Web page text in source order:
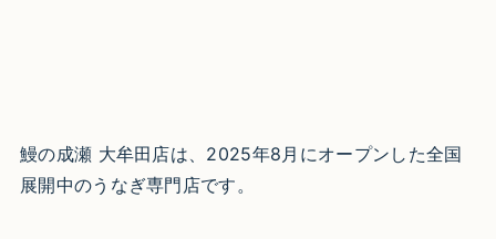
鰻の成瀬 大牟田店は、2025年8月にオープンした全国
展開中のうなぎ専門店です。